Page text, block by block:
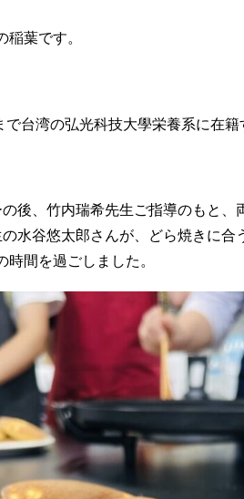
稲葉です。
で台湾の弘光科技大學栄養系に在籍
後、竹内瑞希先生ご指導のもと
水谷悠太郎さんが、どら焼きに
間を過ごしました。